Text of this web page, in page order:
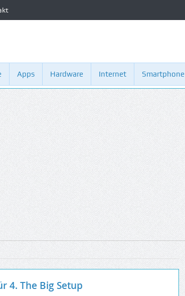
Apps Hardware Internet Smartphone
4. The Big Setup